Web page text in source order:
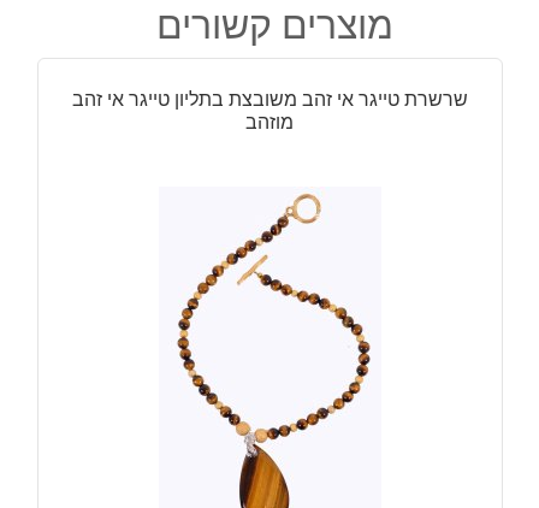
פנינים
גוון
אדום
מוצרים קשורים
שרשרת טייגר אי זהב משובצת בתליון טייגר אי זהב
מוזהב